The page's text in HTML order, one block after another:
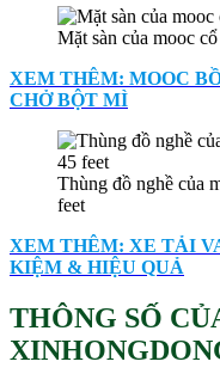
Mặt sàn của mooc
XEM THÊM: MOOC
CHỞ BỘT MÌ
Thùng đồ nghề của
feet
XEM THÊM: XE TẢI
KIỆM & HIỆU QUẢ
THÔNG SỐ